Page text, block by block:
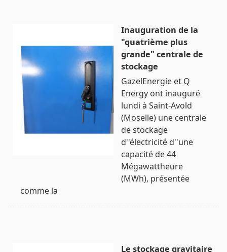
Inauguration de la
"quatrième plus
grande" centrale de
stockage
GazelEnergie et Q
Energy ont inauguré
lundi à Saint-Avold
(Moselle) une centrale
de stockage
d''électricité d''une
capacité de 44
Mégawattheure
(MWh), présentée
comme la
Le stockage gravitaire